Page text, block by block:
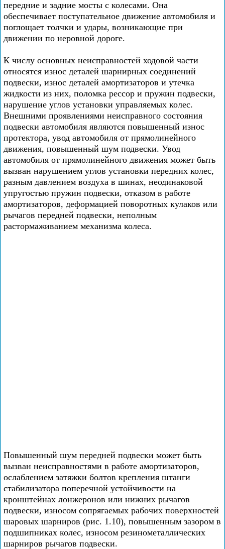
передние и задние мосты с колесами. Она
обеспечивает поступательное движение автомобиля и
поглощает толчки и удары, возникающие при
движении по неровной дороге.
К числу основных неисправностей ходовой части
относятся износ деталей шарнирных соединений
подвески, износ деталей амортизаторов и утечка
жидкости из них, поломка рессор и пружин подвески,
нарушение углов установки управляемых колес.
Внешними проявлениями неисправного состояния
подвески автомобиля являются повышенный износ
протектора, увод автомобиля от прямолинейного
движения, повышенный шум подвески. Увод
автомобиля от прямолинейного движения может быть
вызван нарушением углов установки передних колес,
разным давлением воздуха в шинах, неодинаковой
упругостью пружин подвески, отказом в работе
амортизаторов, деформацией поворотных кулаков или
рычагов передней подвески, неполным
растормаживанием механизма колеса.
Повышенный шум передней подвески может быть
вызван неисправностями в работе амортизаторов,
ослаблением затяжки болтов крепления штанги
стабилизатора поперечной устойчивости на
кронштейнах лонжеронов или нижних рычагов
подвески, износом сопрягаемых рабочих поверхностей
шаровых шарниров (рис. 1.10), повышенным зазором в
подшипниках колес, износом резинометаллических
шарниров рычагов подвески.